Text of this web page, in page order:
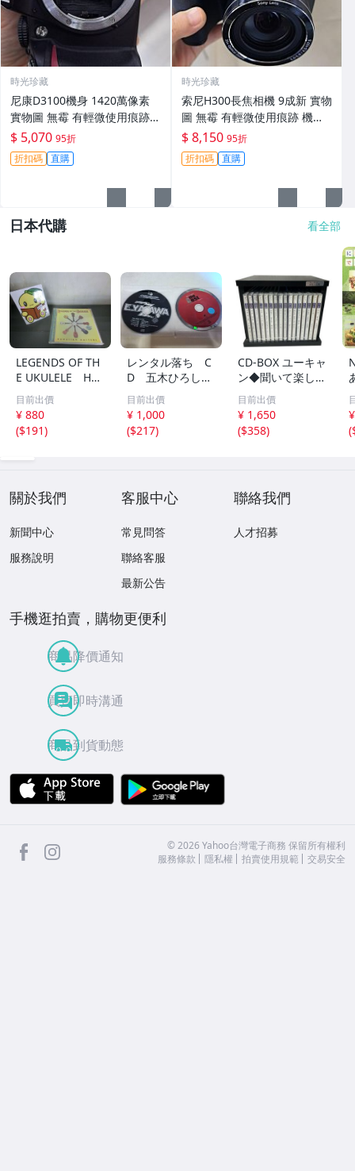
時光珍藏
尼康D3100機身 1420萬像素
實物圖 無霉 有輕微使用痕跡
機身原裝 無拆修無翻新 臨-34
3
$ 5,070 95折
折扣碼 直購
時光珍藏
索尼H300長焦相機 9成新 實物
圖 無霉 有輕微使用痕跡 機身
鏡頭原裝 無拆修無翻新-3430
$ 8,150 95折
折扣碼 直購
日本代購 看全部
LEGENDS OF TH
E UKULELE HA
WAIIAN MASTER
S ウクレレ ハワ
イ 169
目前出價
¥ 880
($191)
レンタル落ち C
D 五木ひろし
高橋真梨子 他
中古品
目前出價
¥ 1,000
($217)
CD-BOX ユーキャ
ン◆聞いて楽しむ
日本の名作 第1巻
～第16巻 未開封
品混在 木箱付き
目前出價
¥ 1,650
($358)
(
關於我們
新聞中心
服務說明
客服中心
常見問答
聯絡客服
最新公告
聯絡我們
人才招募
手機逛拍賣，購物更便利
商品降價通知
買賣即時溝通
商品到貨動態
APP Store
facebook ©2026 Yahoo台灣電子商務 保留所有權利
服務條款
隱私權 拍賣使用規範 交易安全